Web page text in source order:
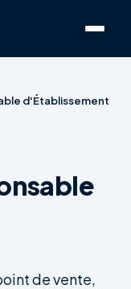
d'Établissement
de vente,